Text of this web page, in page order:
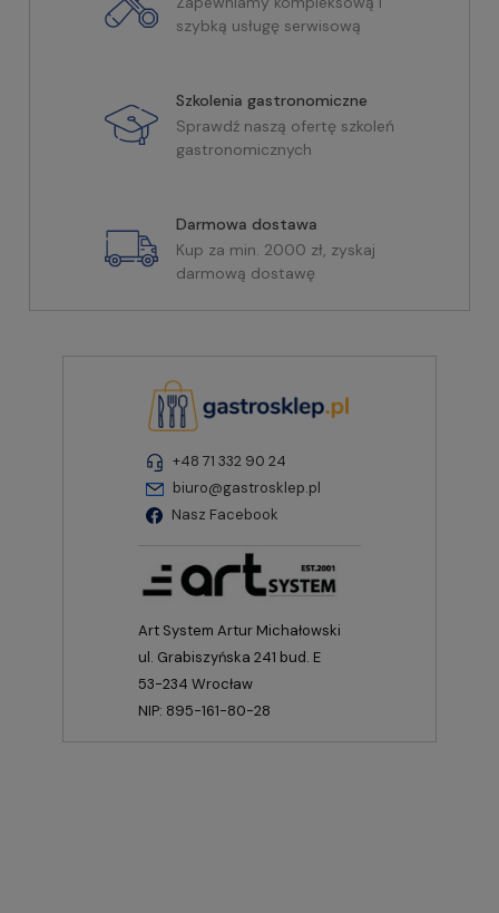
szybką usługę serwisową
Szkolenia gastronomiczne
Sprawdź naszą ofertę szkoleń
gastronomicznych
Darmowa dostawa
Kup za min. 2000 zł, zyskaj
darmową dostawę
+48 71 332 90 24
biuro@gastrosklep.pl
Nasz Facebook
Art System Artur Michałowski
ul. Grabiszyńska 241 bud. E
53-234 Wrocław
NIP: 895-161-80-28